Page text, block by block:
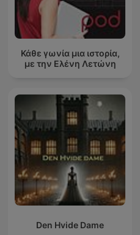
Κάθε γωνία μια ιστορία,
με την Ελένη Λετώνη
Den Hvide Dame